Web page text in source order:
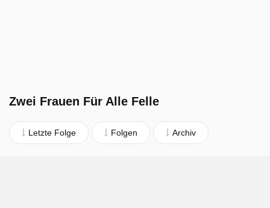
Zwei Frauen Für Alle Felle
Letzte Folge Folgen Archiv